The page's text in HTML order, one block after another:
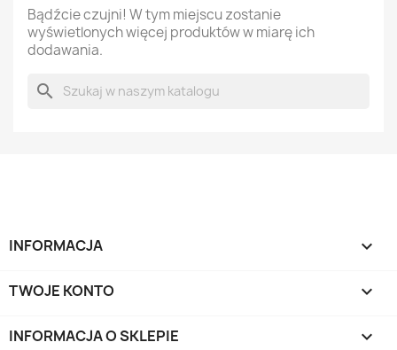
Bądźcie czujni! W tym miejscu zostanie
wyświetlonych więcej produktów w miarę ich
dodawania.
search
INFORMACJA 
TWOJE KONTO 
INFORMACJA O SKLEPIE keyboard_arrow_down